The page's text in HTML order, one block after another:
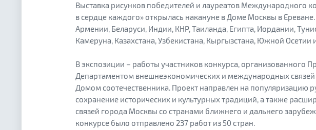
Выставка рисунков победителей и лауреатов Международного
в сердце каждого» открылась накануне в Доме Москвы в
Армении, Беларуси, Индии, КНР, Таиланда, Египта, Иордании,
Камеруна, Казахстана, Узбекистана, Кыргызстана, Южной Осетии
В экспозиции – работы участников конкурса, организованного
Департаментом внешнеэкономических и международных
Домом соотечественника. Проект направлен на популяризацию
сохранение исторических и культурных традиций, а также
связей города Москвы со странами ближнего и дальнего
конкурсе было отправлено 237 работ из 50 стран.